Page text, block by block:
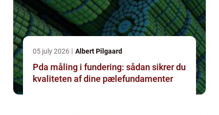
05 july 2026 Albert Pilgaard
Pda måling i fundering: sådan sikrer du
kvaliteten af dine pælefundamenter